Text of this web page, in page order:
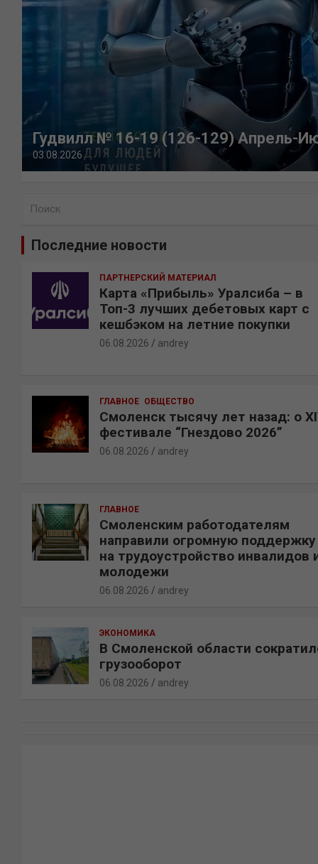
Гудвилл № 16-19 (126-129) Апрель-
03.08.2026
Последние новости
ПАРТНЕРСКИЙ МАТЕРИАЛ
Карта «Прибыль» Уралсиба – в
Топ-3 лучших дебетовых карт с
кешбэком на летние покупки
06.08.2026 andrey
ГЛАВНОЕ ОБЩЕСТВО
Смоленск тысячу лет назад: о
фестивале “Гнездово 2026”
06.08.2026 andrey
ГЛАВНОЕ
Смоленским работодателям
направили огромную поддержку
на трудоустройство инвалидов
молодежи
06.08.2026 andrey
ЭКОНОМИКА
В Смоленской области
грузооборот
06.08.2026 andrey